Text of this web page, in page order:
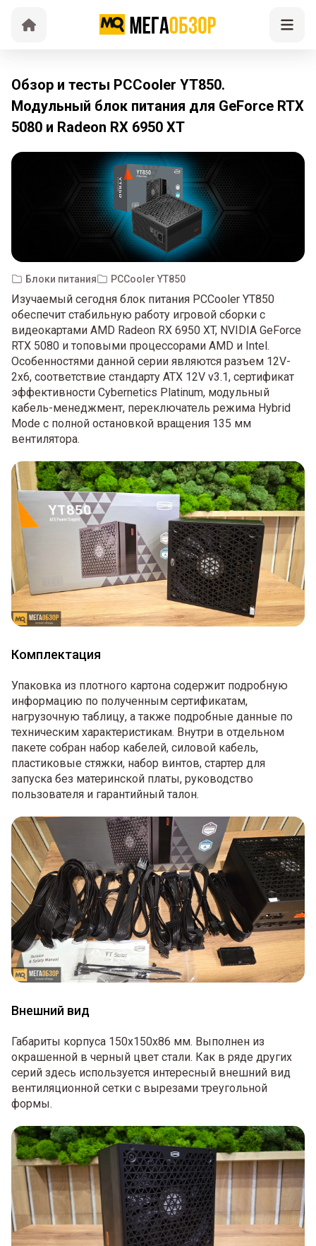
Обзор и тесты PCCooler YT850.
Модульный блок питания для GeForce RTX
5080 и Radeon RX 6950 XT
Блоки питания PCCooler YT850
Изучаемый сегодня блок питания PCCooler YT850
обеспечит стабильную работу игровой сборки с
видеокартами AMD Radeon RX 6950 XT, NVIDIA GeForce
RTX 5080 и топовыми процессорами AMD и Intel.
Особенностями данной серии являются разъем 12V-
2x6, соответствие стандарту ATX 12V v3.1, сертификат
эффективности Cybernetics Platinum, модульный
кабель-менеджмент, переключатель режима Hybrid
Mode с полной остановкой вращения 135 мм
вентилятора.
Комплектация
Упаковка из плотного картона содержит подробную
информацию по полученным сертификатам,
нагрузочную таблицу, а также подробные данные по
техническим характеристикам. Внутри в отдельном
пакете собран набор кабелей, силовой кабель,
пластиковые стяжки, набор винтов, стартер для
запуска без материнской платы, руководство
пользователя и гарантийный талон.
Внешний вид
Габариты корпуса 150х150х86 мм. Выполнен из
окрашенной в черный цвет стали. Как в ряде других
серий здесь используется интересный внешний вид
вентиляционной сетки с вырезами треугольной
формы.